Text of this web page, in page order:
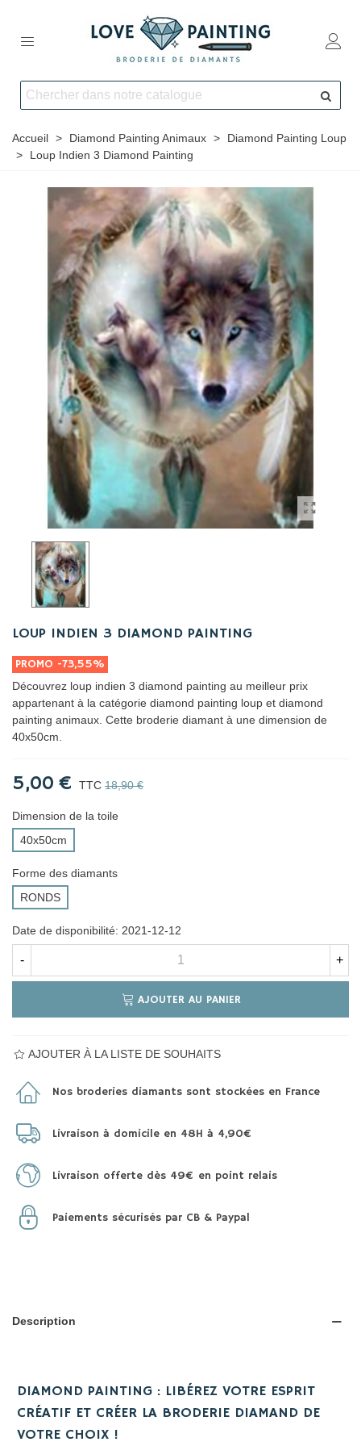
Accueil > Diamond Painting Animaux >
Diamond Painting Loup
>
Loup Indien 3 Diamond Painting
LOUP INDIEN 3 DIAMOND PAINTING
PROMO -73,55%
Découvrez loup indien 3 diamond painting au meilleur prix
appartenant à la catégorie diamond painting loup et diamond
painting animaux. Cette broderie diamant à une dimension de
40x50cm.
5,00 € TTC 18,90 €
Dimension de la toile
40x50cm
Forme des diamants
RONDS
Date de disponibilité: 2021-12-12
- +
AJOUTER AU PANIER
AJOUTER À LA LISTE DE SOUHAITS
Nos broderies diamants sont stockées en France
Livraison à domicile en 48H à 4,90€
Livraison offerte dès 49€ en point relais
Paiements sécurisés par CB & Paypal
Description
DIAMOND PAINTING : LIBÉREZ VOTRE ESPRIT
CRÉATIF ET CRÉER LA BRODERIE DIAMAND DE
VOTRE CHOIX !